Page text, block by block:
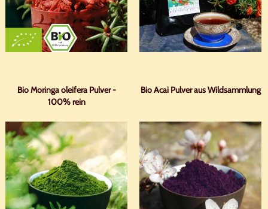
Bio Moringa oleifera Pulver -
100% rein
Bio Acai Pulver aus Wildsammlung